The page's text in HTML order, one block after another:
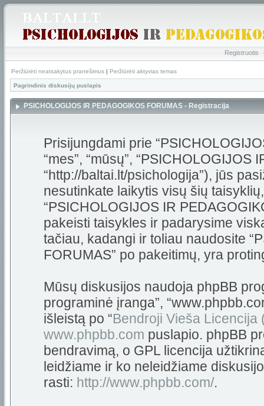
Registruotis
Peržiūrėti neatsakytus pranešimus | Peržiūrėti aktyvias temas
Pagrindinis diskusijų puslapis
PSICHOLOGIJOS IR PEDAGOGIKOS FORUMAS - Registracija
Prisijungdami prie
“mes”, “mūsų”, “PSICHOLOGIJOS
“http://baltai.lt/psichologija”), jūs
nesutinkate laikytis visų šių
“PSICHOLOGIJOS IR
pakeisti taisykles ir padarysime
tačiau, kadangi ir toliau naudosite
FORUMAS” po pakeitimų, yra
Mūsų diskusijos naudoja phpBB
programinė įranga”,
išleistą po “Bendroji Vieša Licencija
www.phpbb.com puslapio. phpBB
bendravimą, o GPL licencija
leidžiame ir ko neleidžiame
rasti: http://www.phpbb.com/.